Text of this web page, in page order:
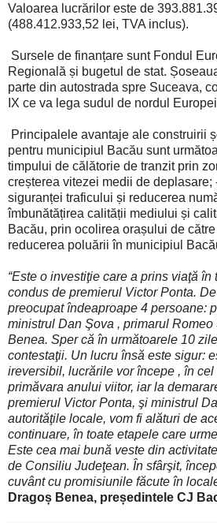
Valoarea lucrărilor este de
(488.412.933,52 lei, TVA inclus).
Sursele de finanțare sunt Fondul
Regională și bugetul de stat.
parte din autostrada spre Suceava,
IX ce va lega sudul de nordul Europei
Principalele avantaje ale construirii
pentru municipiul Bacău sunt
timpului de călătorie de tranzit prin
creșterea vitezei medii de deplasare;
siguranței traficului și reducerea
îmbunătățirea calității mediului și
Bacău, prin ocolirea orașului de
reducerea poluării în municipiul
“Este o investiţie care a prins viaţă
condus de premierul Victor Ponta.
preocupat îndeaproape 4 persoane:
ministrul Dan Şova , primarul
Benea. Sper că în următoarele 10
contestaţii. Un lucru însă este sigur:
ireversibil, lucrările vor începe , în cel
primăvara anului viitor, iar la
premierul Victor Ponta, şi ministrul
autorităţile locale, vom fi alături de
continuare, în toate etapele care
Este cea mai bună veste din
de Consiliu Judeţean. În sfârşit,
cuvânt cu promisiunile făcute în
Dragoș Benea, președintele CJ